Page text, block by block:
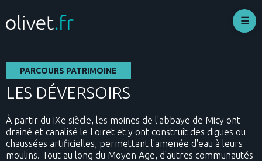
contenu
principal
PARCOURS PATRIMOINE
LES DÉVERSOIRS
À partir du IXe siècle, les moines de l'abbaye de Micy ont
drainé et canalisé le Loiret et y ont construit des digues ou
chaussées artificielles, permettant l'amenée d'eau à leurs
moulins. Tout au long du Moyen Age, d'autres communautés